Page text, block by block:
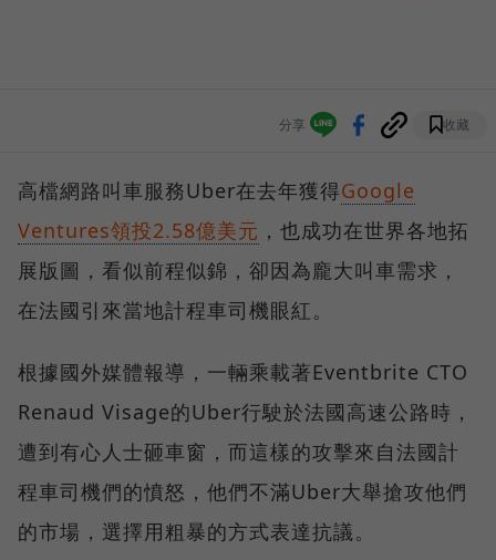
分享 收藏
高檔網路叫車服務Uber在去年獲得Google
Ventures領投2.58億美元 ，也成功在世界各地拓
展版圖，看似前程似錦，卻因為龐大叫車需求，
在法國引來當地計程車司機眼紅。
根據國外媒體報導，一輛乘載著Eventbrite CTO
Renaud Visage的Uber行駛於法國高速公路時，
遭到有心人士砸車窗，而這樣的攻擊來自法國計
程車司機們的憤怒，他們不滿Uber大舉搶攻他們
的市場，選擇用粗暴的方式表達抗議。